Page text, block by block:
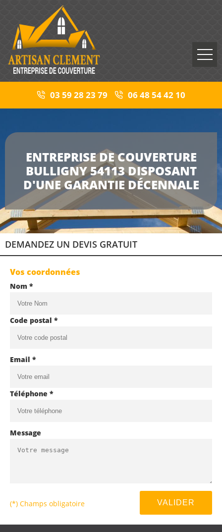
03 59 28 23 79 06 48 54 42 10
ENTREPRISE DE COUVERTURE
BULLIGNY 54113 DISPOSANT
D'UNE GARANTIE DÉCENNALE
DEMANDEZ UN DEVIS GRATUIT
Vos coordonnées
Nom *
Code postal *
Email *
Téléphone *
Message
(*) Champs obligatoire